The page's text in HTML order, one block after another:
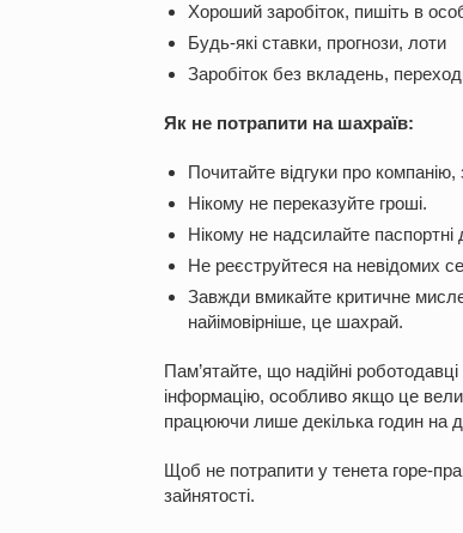
Хороший заробіток, пишіть в
Будь-які ставки, прогнози, лоти
Заробіток без вкладень,
Як не потрапити на шахраїв:
Почитайте відгуки про компанію,
Нікому не переказуйте гроші.
Нікому не надсилайте паспортні
Не реєструйтеся на невідомих
Завжди вмикайте критичне
найімовірніше, це шахрай.
Пам’ятайте, що надійні
інформацію, особливо якщо це
працюючи лише декілька годин на
Щоб не потрапити у тенета горе-
зайнятості.